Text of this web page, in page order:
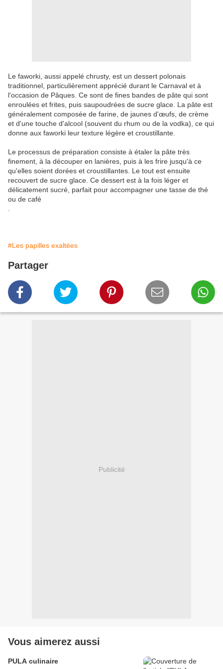
Le faworki, aussi appelé chrusty, est un dessert polonais
traditionnel, particulièrement apprécié durant le Carnaval et à
l'occasion de Pâques. Ce sont de fines bandes de pâte qui sont
enroulées et frites, puis saupoudrées de sucre glace. La pâte est
généralement composée de farine, de jaunes d'œufs, de crème
et d'une touche d'alcool (souvent du rhum ou de la vodka), ce qui
donne aux faworki leur texture légère et croustillante.
Le processus de préparation consiste à étaler la pâte très
finement, à la découper en lanières, puis à les frire jusqu'à ce
qu'elles soient dorées et croustillantes. Le tout est ensuite
recouvert de sucre glace. Ce dessert est à la fois léger et
délicatement sucré, parfait pour accompagner une tasse de thé
ou de café
#Les papilles exaltées
Partager
Publicité
Vous aimerez aussi
PULA culinaire